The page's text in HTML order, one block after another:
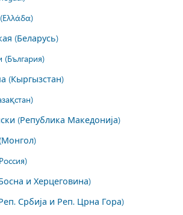
(Беларусь)
(България)
(Кыргызстан)
(Република Македонија)
и Херцеговина)
Србија и Реп. Црна Гора)